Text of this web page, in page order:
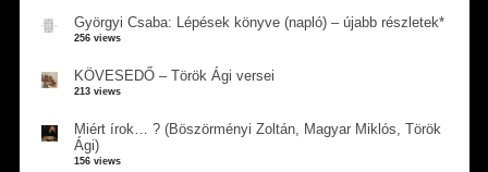
Györgyi Csaba: Lépések könyve (napló) – újabb részletek*
256 views
KÖVESEDŐ – Török Ági versei
213 views
Miért írok… ? (Böszörményi Zoltán, Magyar Miklós, Török
Ági)
156 views